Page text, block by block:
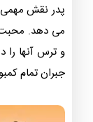
پدر نقش مهمی
می دهد. محبت
و ترس آنها را
جبران تمام